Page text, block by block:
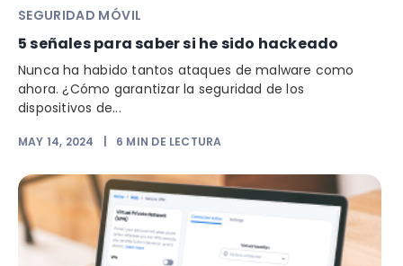
SEGURIDAD MÓVIL
5 señales para saber si he sido hackeado
Nunca ha habido tantos ataques de malware como
ahora. ¿Cómo garantizar la seguridad de los
dispositivos de...
MAY 14, 2024 6 MIN DE LECTURA